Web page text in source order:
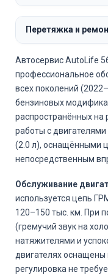
Перетяжка и
Автосервис AutoLife
профессиональное
всех поколений
бензиновых
распространённых
работы с двигателями
(2.0 л), оснащёнными
непосредственным
Обслуживание
используется цепь
120–150 тыс. км. При
(гремучий звук на
натяжителями и
двигателях
регулировка не